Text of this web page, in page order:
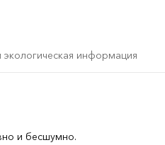
экологическая информация
и бесшумно.